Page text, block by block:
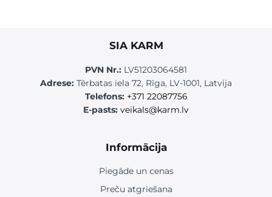
SIA KARM
PVN Nr.: LV51203064581
Adrese: Tērbatas iela 72, Rīga, LV-1001, Latvija
Telefons: +371 22087756
E-pasts: veikals@karm.lv
Informācija
Piegāde un cenas
Preču atgriešana